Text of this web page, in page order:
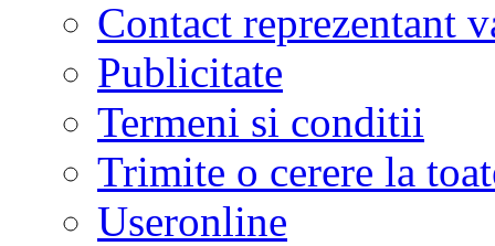
Contact reprezentant
Publicitate
Termeni si conditii
Trimite o cerere la
Useronline